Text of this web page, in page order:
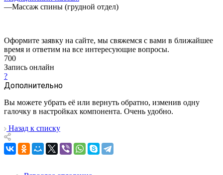
—Массаж спины (грудной отдел)
Оформите заявку на сайте, мы свяжемся с вами в ближайшее
время и ответим на все интересующие вопросы.
700
Запись онлайн
?
Дополнительно
Вы можете убрать её или вернуть обратно, изменив одну
галочку в настройках компонента. Очень удобно.
Назад к списку